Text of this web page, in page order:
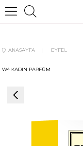
ANASAYFA EYFEL
W4 KADIN PARFÜM